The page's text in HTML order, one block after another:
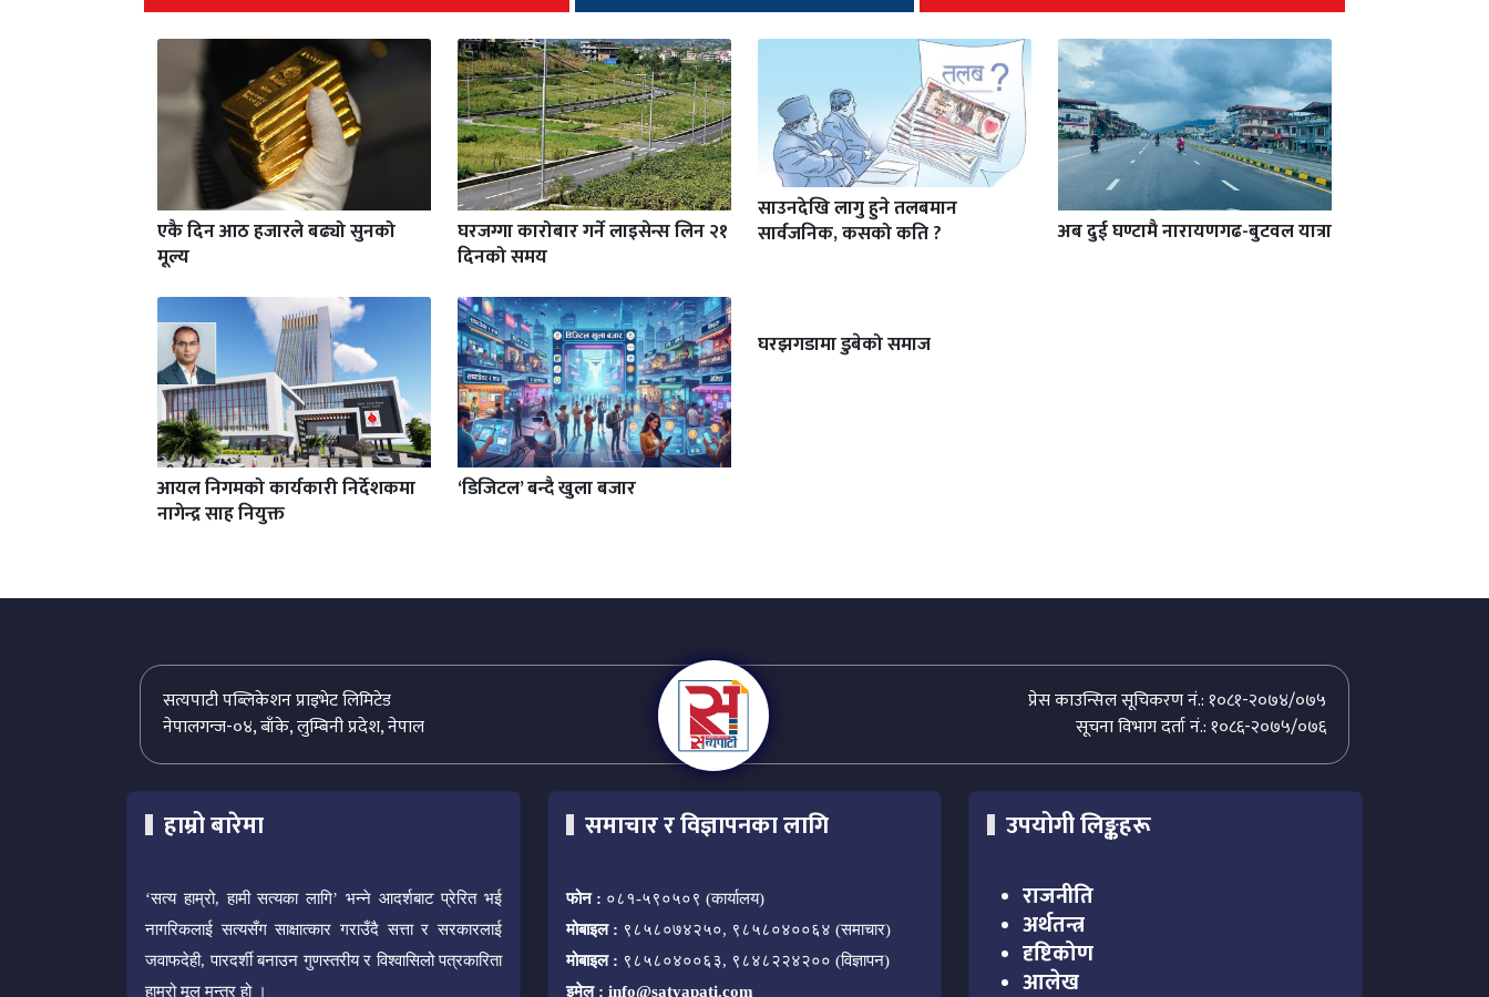
एकै दिन आठ हजारले बढ्यो सुनको
मूल्य
घरजग्गा कारोबार गर्ने लाइसेन्स लिन २१
दिनको समय
साउनदेखि लागु हुने तलबमान
सार्वजनिक, कसको कति ?
अब दुई घण्टामै नारायणगढ-बुटवल यात्रा
आयल निगमको कार्यकारी निर्देशकमा
नागेन्द्र साह नियुक्त
‘डिजिटल’ बन्दै खुला बजार
घरझगडामा डुबेको समाज
प्रेस काउन्सिल सूचिकरण नं.: १०८१-२०७४/०७५
सत्यपाटी पब्लिकेशन प्राइभेट लिमिटेड
सूचना विभाग दर्ता नं.: १०८६-२०७५/०७६
नेपालगन्ज-०४, बाँके, लुम्बिनी प्रदेश, नेपाल
हाम्रो बारेमा
‘सत्य हाम्रो, हामी सत्यका लागि’ भन्ने आदर्शबाट प्रेरित भई
नागरिकलाई सत्यसँग साक्षात्कार गराउँदै सत्ता र सरकारलाई
जवाफदेही, पारदर्शी बनाउन गुणस्तरीय र विश्वासिलो पत्रकारिता
हाम्रो मूल मन्त्र हो ।
समाचार र विज्ञापनका लागि
फोन : ०८१-५९०५०९ (कार्यालय)
मोबाइल : ९८५८०७४२५०, ९८५८०४००६४ (समाचार)
मोबाइल : ९८५८०४००६३, ९८४८२२४२०० (विज्ञापन)
इमेल : info@satyapati.com
उपयोगी लिङ्कहरू
राजनीति
अर्थतन्त्र
दृष्टिकोण
आलेख